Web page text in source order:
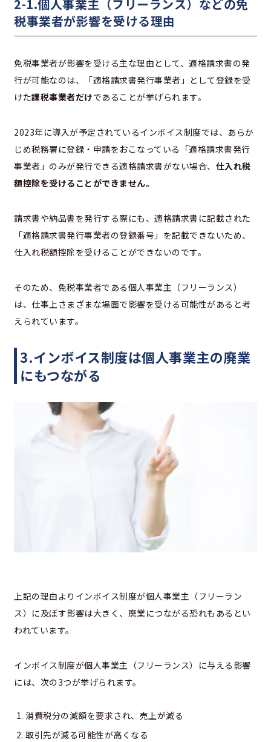
2-1.個人事業主（フリーランス）などの免
税事業者が影響を受ける理由
免税事業者が影響を受ける主な理由として、適格請求書の発
行が可能なのは、「適格請求書発行事業者」として登録を受
けた課税事業者だけであることが挙げられます。
2023年に導入が予定されているインボイス制度では、あらか
じめ税務署に登録・申請をおこなっている「適格請求書発行
事業者」のみが発行できる適格請求書がない場合、 仕入れ税
額控除を受けることができません。
請求書や納品書を発行する際にも、適格請求書に記載された
「適格請求書発行事業者の登録番号」を記載できないため、
仕入れ税額控除を受けることができないのです。
そのため、免税事業者である個人事業主（フリーランス）
は、仕事上さまざまな場面で影響を受ける可能性があると考
えられています。
3.インボイス制度は個人事業主の廃業
にもつながる
上記の理由よりインボイス制度が個人事業主（フリーラン
ス）に及ぼす影響は大きく、廃業につながる恐れもあるとい
われています。
インボイス制度が個人事業主（フリーランス）に与える影響
には、次の3つが挙げられます。
消費税分の減額を要求され、売上が減る
取引先が減る可能性が高くなる